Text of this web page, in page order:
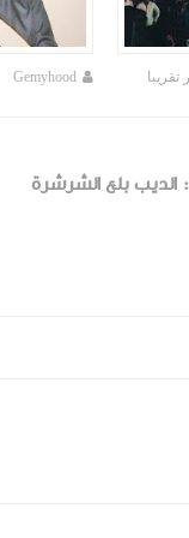
Gemyhood
الديب بلع الشرشرة